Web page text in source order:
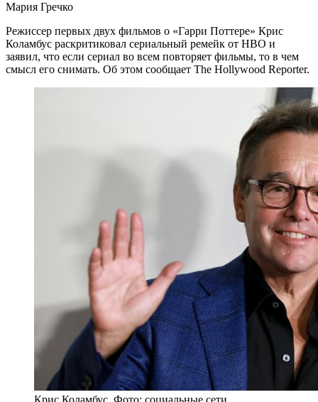
Мария Гречко
Режиссер первых двух фильмов о «Гарри Поттере» Крис
Коламбус раскритиковал сериальный ремейк от HBO и
заявил, что если сериал во всем повторяет фильмы, то в чем
смысл его снимать. Об этом сообщает The Hollywood Reporter.
Крис Коламбус. Фото: социальные сети